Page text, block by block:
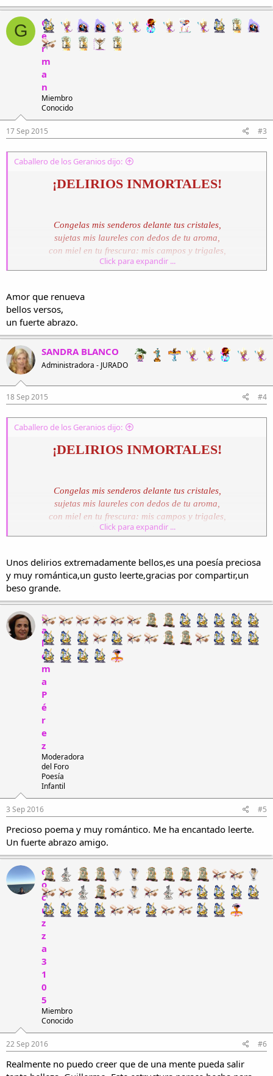
G
G
e
r
m
a
n
Miembro
Conocido
17 Sep 2015 #3
Caballero de los Geranios dijo:
¡DELIRIOS INMORTALES!
Congelas mis senderos delante tus cristales,
sujetas mis laureles con dedos de tu aroma,
con miel en tu frescura: mis campos y trigales,
pedazos de mis sueños, tu brisa los retoma
me enseñas el misterio del vuelo en melodía,
¡Hechizas a mi noche! ¡Seduces a mi día!
Click para expandir ...
Amor que renueva
bellos versos,
un fuerte abrazo.
SANDRA BLANCO
Administradora - JURADO
18 Sep 2015 #4
Caballero de los Geranios dijo:
¡DELIRIOS INMORTALES!
Congelas mis senderos delante tus cristales,
sujetas mis laureles con dedos de tu aroma,
con miel en tu frescura: mis campos y trigales,
pedazos de mis sueños, tu brisa los retoma
me enseñas el misterio del vuelo en melodía,
¡Hechizas a mi noche! ¡Seduces a mi día!
Click para expandir ...
Unos delirios extremadamente bellos,es una poesía preciosa
y muy romántica,un gusto leerte,gracias por compartir,un
beso grande.
P
a
l
o
m
a
P
é
r
e
z
Moderadora
del Foro
Poesía
Infantil
3 Sep 2016 #5
Precioso poema y muy romántico. Me ha encantado leerte.
Un fuerte abrazo amigo.
c
o
c
u
z
z
a
3
1
0
5
Miembro
Conocido
22 Sep 2016 #6
Realmente no puedo creer que de una mente pueda salir